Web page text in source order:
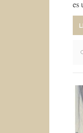
es